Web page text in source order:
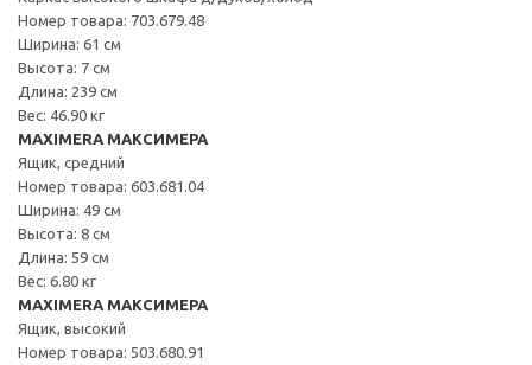
Номер товара: 703.679.48
Ширина: 61 см
Высота: 7 см
Длина: 239 см
Вес: 46.90 кг
MAXIMERA МАКСИМЕРА
Ящик, средний
Номер товара: 603.681.04
Ширина: 49 см
Высота: 8 см
Длина: 59 см
Вес: 6.80 кг
MAXIMERA МАКСИМЕРА
Ящик, высокий
Номер товара: 503.680.91